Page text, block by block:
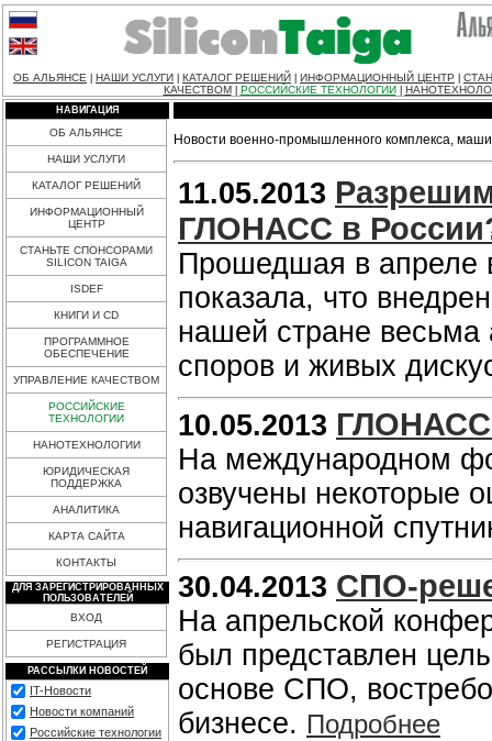
ОБ АЛЬЯНСЕ НАШИ УСЛУГИ КАТАЛОГ РЕШЕНИЙ ИНФОРМАЦИОННЫЙ ЦЕНТР
КАЧЕСТВОМ
РОССИЙСКИЕ ТЕХНОЛОГИИ
НАВИГАЦИЯ
ОБ АЛЬЯНСЕ
НАШИ УСЛУГИ
КАТАЛОГ РЕШЕНИЙ
ИНФОРМАЦИОННЫЙ
ЦЕНТР
СТАНЬТЕ СПОНСОРАМИ
SILICON TAIGA
ISDEF
КНИГИ И CD
ПРОГРАММНОЕ
ОБЕСПЕЧЕНИЕ
УПРАВЛЕНИЕ КАЧЕСТВОМ
РОССИЙСКИЕ
ТЕХНОЛОГИИ
НАНОТЕХНОЛОГИИ
ЮРИДИЧЕСКАЯ
ПОДДЕРЖКА
АНАЛИТИКА
КАРТА САЙТА
КОНТАКТЫ
ДЛЯ ЗАРЕГИСТРИРОВАННЫХ
ПОЛЬЗОВАТЕЛЕЙ
ВХОД
РЕГИСТРАЦИЯ
РАССЫЛКИ НОВОСТЕЙ
IT-Новости
Новости компаний
Российские технологии
Новости военно-промышленного комплекса,
11.05.2013
ГЛОНАСС в
Прошедшая в апреле
показала, что
нашей стране весьма
споров и живых
10.05.2013 ГЛОНАСС
На международном
озвучены некоторые
навигационной
30.04.2013 СПО-
На апрельской
был представлен
основе СПО,
бизнесе. Подробнее